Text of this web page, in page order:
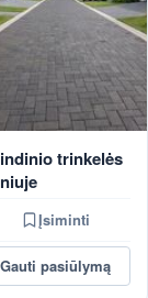
trinkelės
Įsiminti
Gauti pasiūlymą